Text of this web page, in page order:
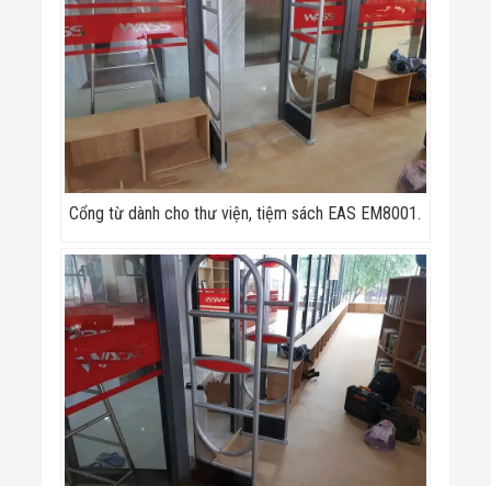
Cổng từ dành cho thư viện, tiệm sách EAS EM8001.